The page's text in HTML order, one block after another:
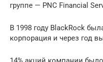
группе — PNC Financial
В 1998 году BlackRock
корпорация и через год